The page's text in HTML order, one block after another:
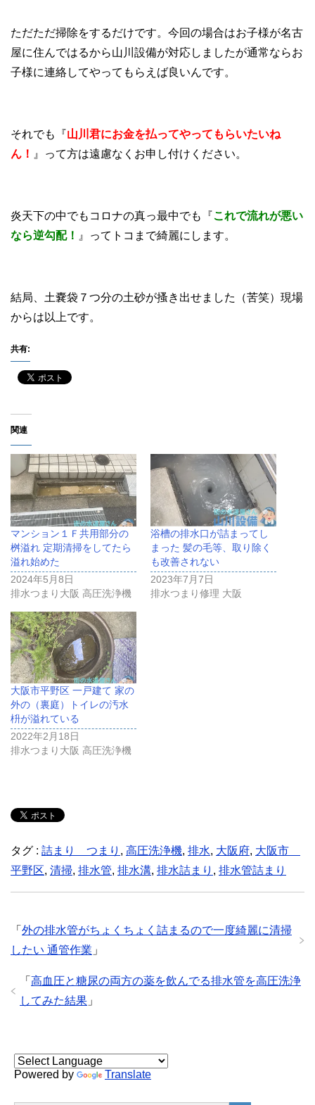
ただただ掃除をするだけです。今回の場合はお子様が名古
屋に住んではるから山川設備が対応しましたが通常ならお
子様に連絡してやってもらえば良いんです。
それでも『山川君にお金を払ってやってもらいたいね
ん！ 』って方は遠慮なくお申し付けください。
炎天下の中でもコロナの真っ最中でも『これで流れが悪い
なら逆勾配！ 』ってトコまで綺麗にします。
結局、土嚢袋７つ分の土砂が搔き出せました（苦笑）現場
からは以上です。
共有:
関連
マンション１Ｆ共用部分の
桝溢れ 定期清掃をしてたら
溢れ始めた
2024年5月8日
排水つまり大阪 高圧洗浄機
浴槽の排水口が詰まってし
まった 髪の毛等、取り除く
も改善されない
2023年7月7日
排水つまり修理 大阪
大阪市平野区 一戸建て 家の
外の（裏庭）トイレの汚水
枡が溢れている
2022年2月18日
排水つまり大阪 高圧洗浄機
タグ : 詰まり つまり , 高圧洗浄機, 排水, 大阪府, 大阪市
平野区, 清掃, 排水管, 排水溝, 排水詰まり , 排水管詰まり
「 外の排水管がちょくちょく詰まるので一度綺麗に清掃
したい 通管作業 」
「 高血圧と糖尿の両方の薬を飲んでる排水管を高圧洗浄
してみた結果 」
Powered by Translate